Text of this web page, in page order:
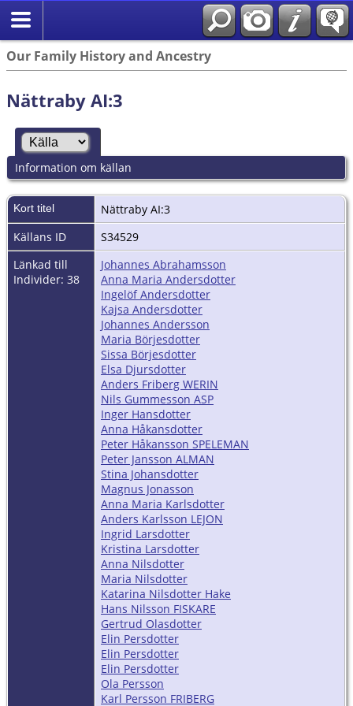
Our Family History and Ancestry
Nättraby AI:3
Information om källan
Kort titel
Nättraby AI:3
Källans ID
S34529
Länkad till
Individer: 38
Johannes Abrahamsson
Anna Maria Andersdotter
Ingelöf Andersdotter
Kajsa Andersdotter
Johannes Andersson
Maria Börjesdotter
Sissa Börjesdotter
Elsa Djursdotter
Anders Friberg WERIN
Nils Gummesson ASP
Inger Hansdotter
Anna Håkansdotter
Peter Håkansson SPELEMAN
Peter Jansson ALMAN
Stina Johansdotter
Magnus Jonasson
Anna Maria Karlsdotter
Anders Karlsson LEJON
Ingrid Larsdotter
Kristina Larsdotter
Anna Nilsdotter
Maria Nilsdotter
Katarina Nilsdotter Hake
Hans Nilsson FISKARE
Gertrud Olasdotter
Elin Persdotter
Elin Persdotter
Elin Persdotter
Ola Persson
Karl Persson FRIBERG